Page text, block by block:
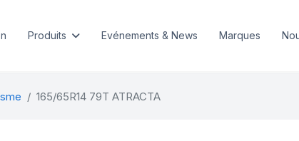
Produits Evénements & News Marques
165/65R14 79T ATRACTA